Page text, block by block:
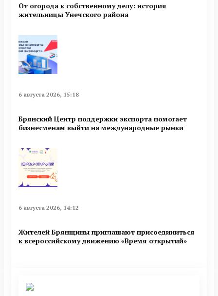
От огорода к собственному делу: история
жительницы Унечского района
6 августа 2026, 15:18
Брянский Центр поддержки экспорта помогает
бизнесменам выйти на международные рынки
6 августа 2026, 14:12
Жителей Брянщины приглашают присоединиться
к всероссийскому движению «Время открытий»